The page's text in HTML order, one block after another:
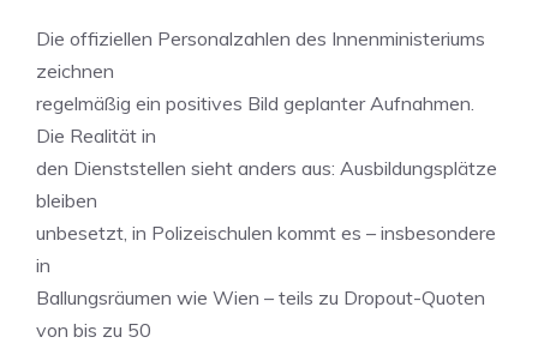
Die offiziellen Personalzahlen des Innenministeriums
zeichnen
regelmäßig ein positives Bild geplanter Aufnahmen.
Die Realität in
den Dienststellen sieht anders aus: Ausbildungsplätze
bleiben
unbesetzt, in Polizeischulen kommt es – insbesondere
in
Ballungsräumen wie Wien – teils zu Dropout-Quoten
von bis zu 50